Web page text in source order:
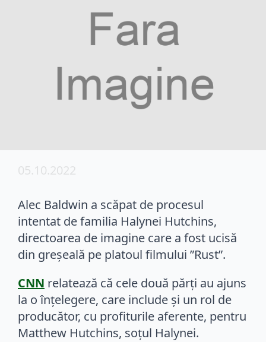
05.10.2022
Alec Baldwin a scăpat de procesul
intentat de familia Halynei Hutchins,
directoarea de imagine care a fost ucisă
din greșeală pe platoul filmului ”Rust”.
CNN relatează că cele două părți au ajuns
la o înțelegere, care include și un rol de
producător, cu profiturile aferente, pentru
Matthew Hutchins, soțul Halynei.